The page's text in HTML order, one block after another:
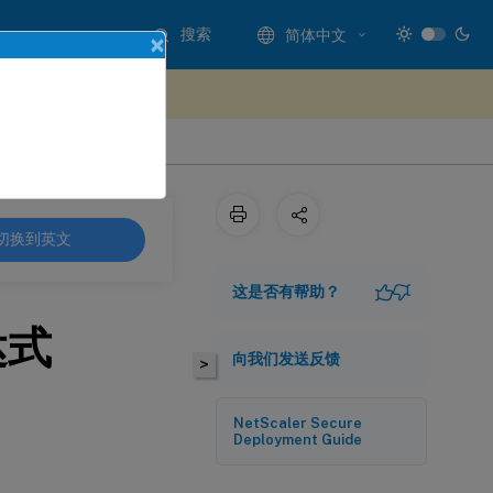
搜索 简体中文
换到英文
>
这是否有帮助？
向我们发送反馈
NetScaler Secure
Deployment Guide
×